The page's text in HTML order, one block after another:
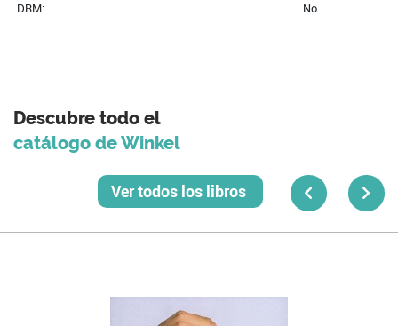
DRM: No
Descubre todo el
catálogo de Winkel
Ver todos los libros